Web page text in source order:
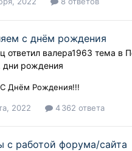
с днём рождения
ответил валера1963 тема в
дни рождения
С Днём Рождения!!!
2022 4 362 ответа
с работой форума/сайта